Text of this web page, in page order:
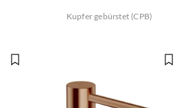
Kupfer gebürstet (CPB)